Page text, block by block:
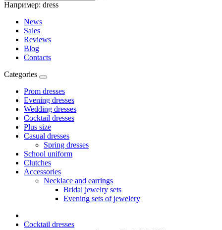
Например: dress
News
Sales
Reviews
Blog
Contacts
Categories
Prom dresses
Evening dresses
Wedding dresses
Cocktail dresses
Plus size
Casual dresses
Spring dresses
School uniform
Clutches
Accessories
Necklace and earrings
Bridal jewelry sets
Evening sets of jewelery
Cocktail dresses